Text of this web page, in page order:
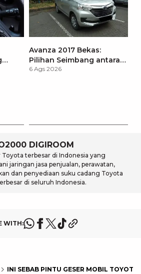
Avanza 2017 Bekas:
Pilihan Seimbang antara
Harga dan Fitur Modern
6 Ags 2026
DIGIROOM
Toyota terbesar di Indonesia yang
jaringan jasa penjualan, perawatan,
dan penyediaan suku cadang Toyota
di seluruh Indonesia.
WITH:
INI SEBAB PINTU GESER MOBIL